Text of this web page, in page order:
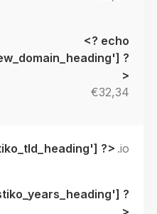
€32,34
.io